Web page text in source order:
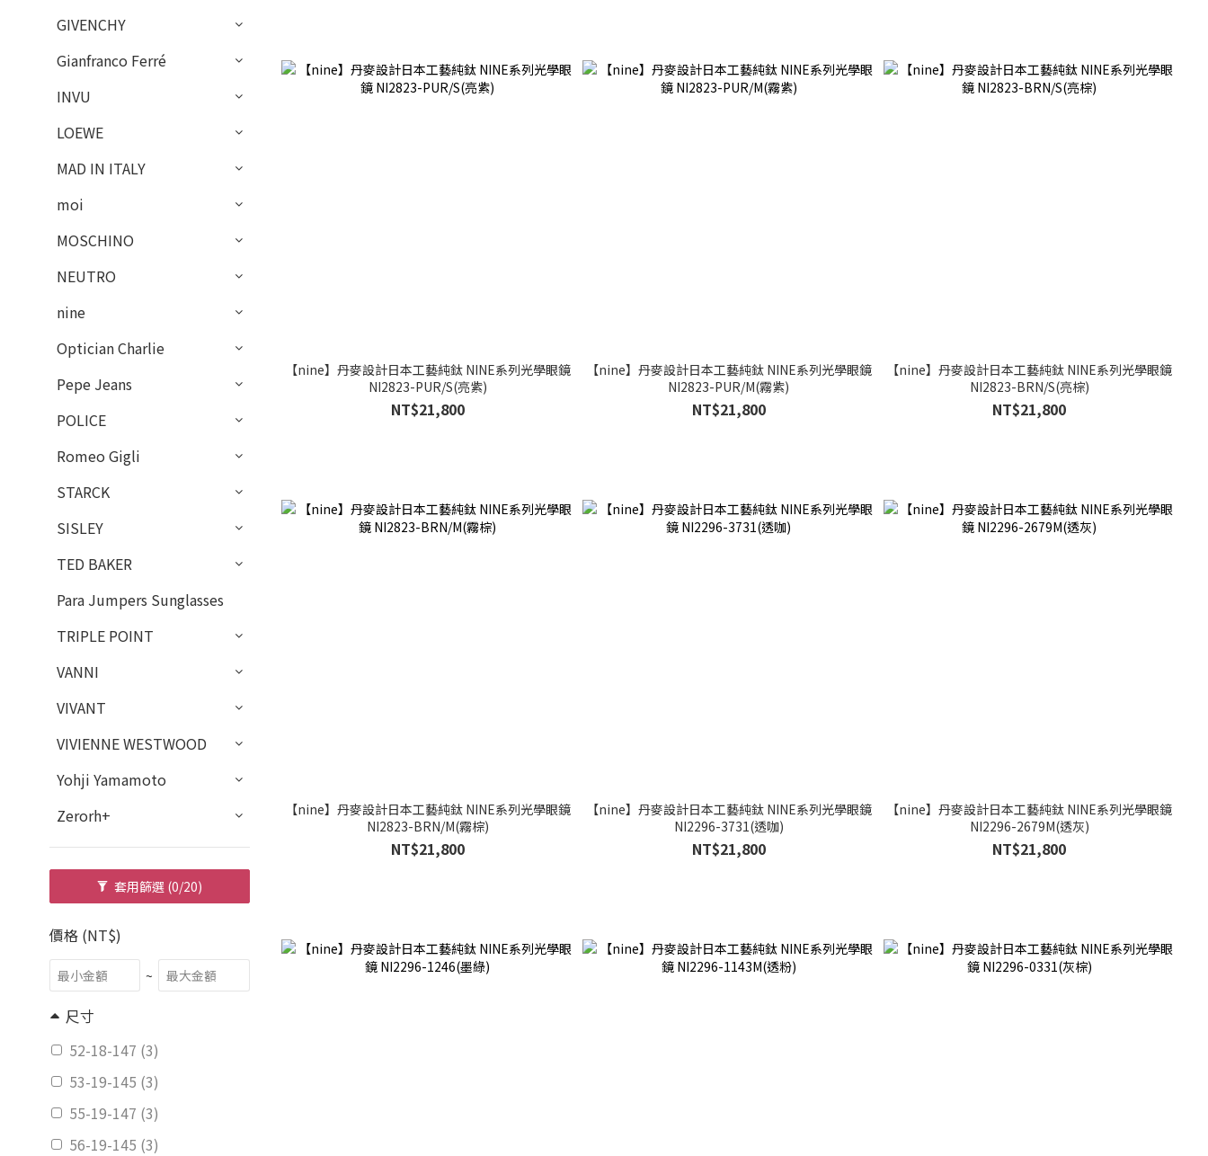
GIVENCHY
Gianfranco Ferré
INVU
LOEWE
MAD IN ITALY
moi
MOSCHINO
NEUTRO
nine
Optician Charlie
Pepe Jeans
POLICE
Romeo Gigli
STARCK
SISLEY
TED BAKER
Para Jumpers Sunglasses
TRIPLE POINT
VANNI
VIVANT
VIVIENNE WESTWOOD
Yohji Yamamoto
Zerorh+
套用篩選 (0/20)
價格 (NT$)
~
尺寸
52-18-147 (3)
53-19-145 (3)
55-19-147 (3)
56-19-145 (3)
【nine】丹麥設計日本工藝純鈦 NINE系列光學眼鏡
NI2823-PUR/S(亮紫)
NT$21,800
【nine】丹麥設計日本工藝純鈦 NINE系列光學眼鏡
NI2823-PUR/M(霧紫)
NT$21,800
【nine】丹麥設計日本工藝純鈦 NINE系列光學眼鏡
NI2823-BRN/S(亮棕)
NT$21,800
【nine】丹麥設計日本工藝純鈦 NINE系列光學眼鏡
NI2823-BRN/M(霧棕)
NT$21,800
【nine】丹麥設計日本工藝純鈦 NINE系列光學眼鏡
NI2296-3731(透咖)
NT$21,800
【nine】丹麥設計日本工藝純鈦 NINE系列光學眼鏡
NI2296-2679M(透灰)
NT$21,800